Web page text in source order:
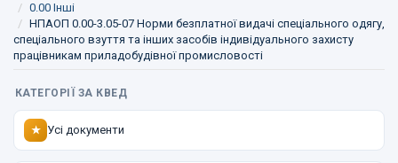
0.00 Інші
НПАОП 0.00-3.05-07 Норми безплатної видачі спеціального одягу,
спеціального взуття та інших засобів індивідуального захисту
працівникам приладобудівної промисловості
КАТЕГОРІЇ ЗА КВЕД
★ Усі документи